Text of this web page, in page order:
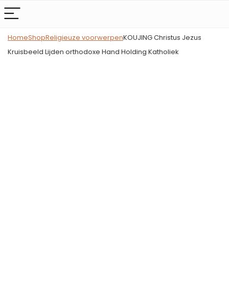
HomeShopReligieuze voorwerpenKOUJING Christus Jezus
Kruisbeeld Lijden orthodoxe Hand Holding Katholiek